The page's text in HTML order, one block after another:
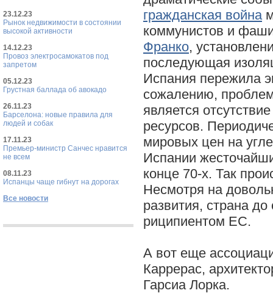
23.12.23
Рынок недвижимости в состоянии
высокой активности
14.12.23
Провоз электросамокатов под
запретом
05.12.23
Грустная баллада об авокадо
26.11.23
Барселона: новые правила для
людей и собак
17.11.23
Премьер-министр Санчес нравится
не всем
08.11.23
Испанцы чаще гибнут на дорогах
Все новости
гражданская война
коммунистов и
Франко,
последующая
Испания пережила
сожалению,
является
ресурсов.
мировых цен на
Испании
конце 70-х. Так
Несмотря на
развития, страна до
риципиентом ЕС.
А вот еще
Каррерас,
Гарсиа Лорка.